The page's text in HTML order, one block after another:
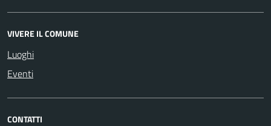
VIVERE IL COMUNE
Luoghi
Eventi
CONTATTI